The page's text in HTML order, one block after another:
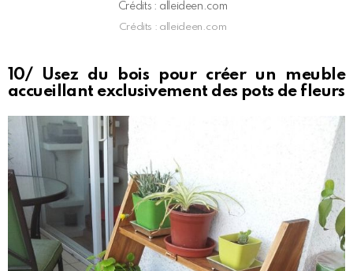
Crédits : alleideen.com
Crédits : alleideen.com
10/ Usez du bois pour créer un meuble
accueillant exclusivement des pots de fleurs